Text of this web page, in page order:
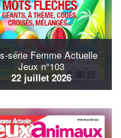
série Femme Actuelle
Jeux n°103
22 juillet 2026